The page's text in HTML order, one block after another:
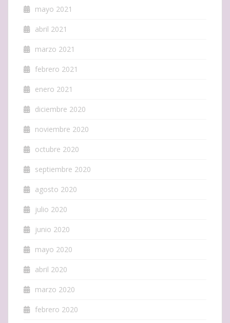
mayo 2021
abril 2021
marzo 2021
febrero 2021
enero 2021
diciembre 2020
noviembre 2020
octubre 2020
septiembre 2020
agosto 2020
julio 2020
junio 2020
mayo 2020
abril 2020
marzo 2020
febrero 2020